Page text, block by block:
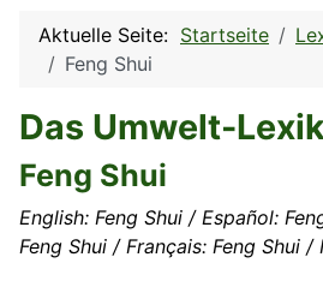
Aktuelle Seite: Startseite
Feng Shui
Das Umwelt-
Feng Shui
English: Feng Shui / Español:
Feng Shui / Français: Feng Shui /